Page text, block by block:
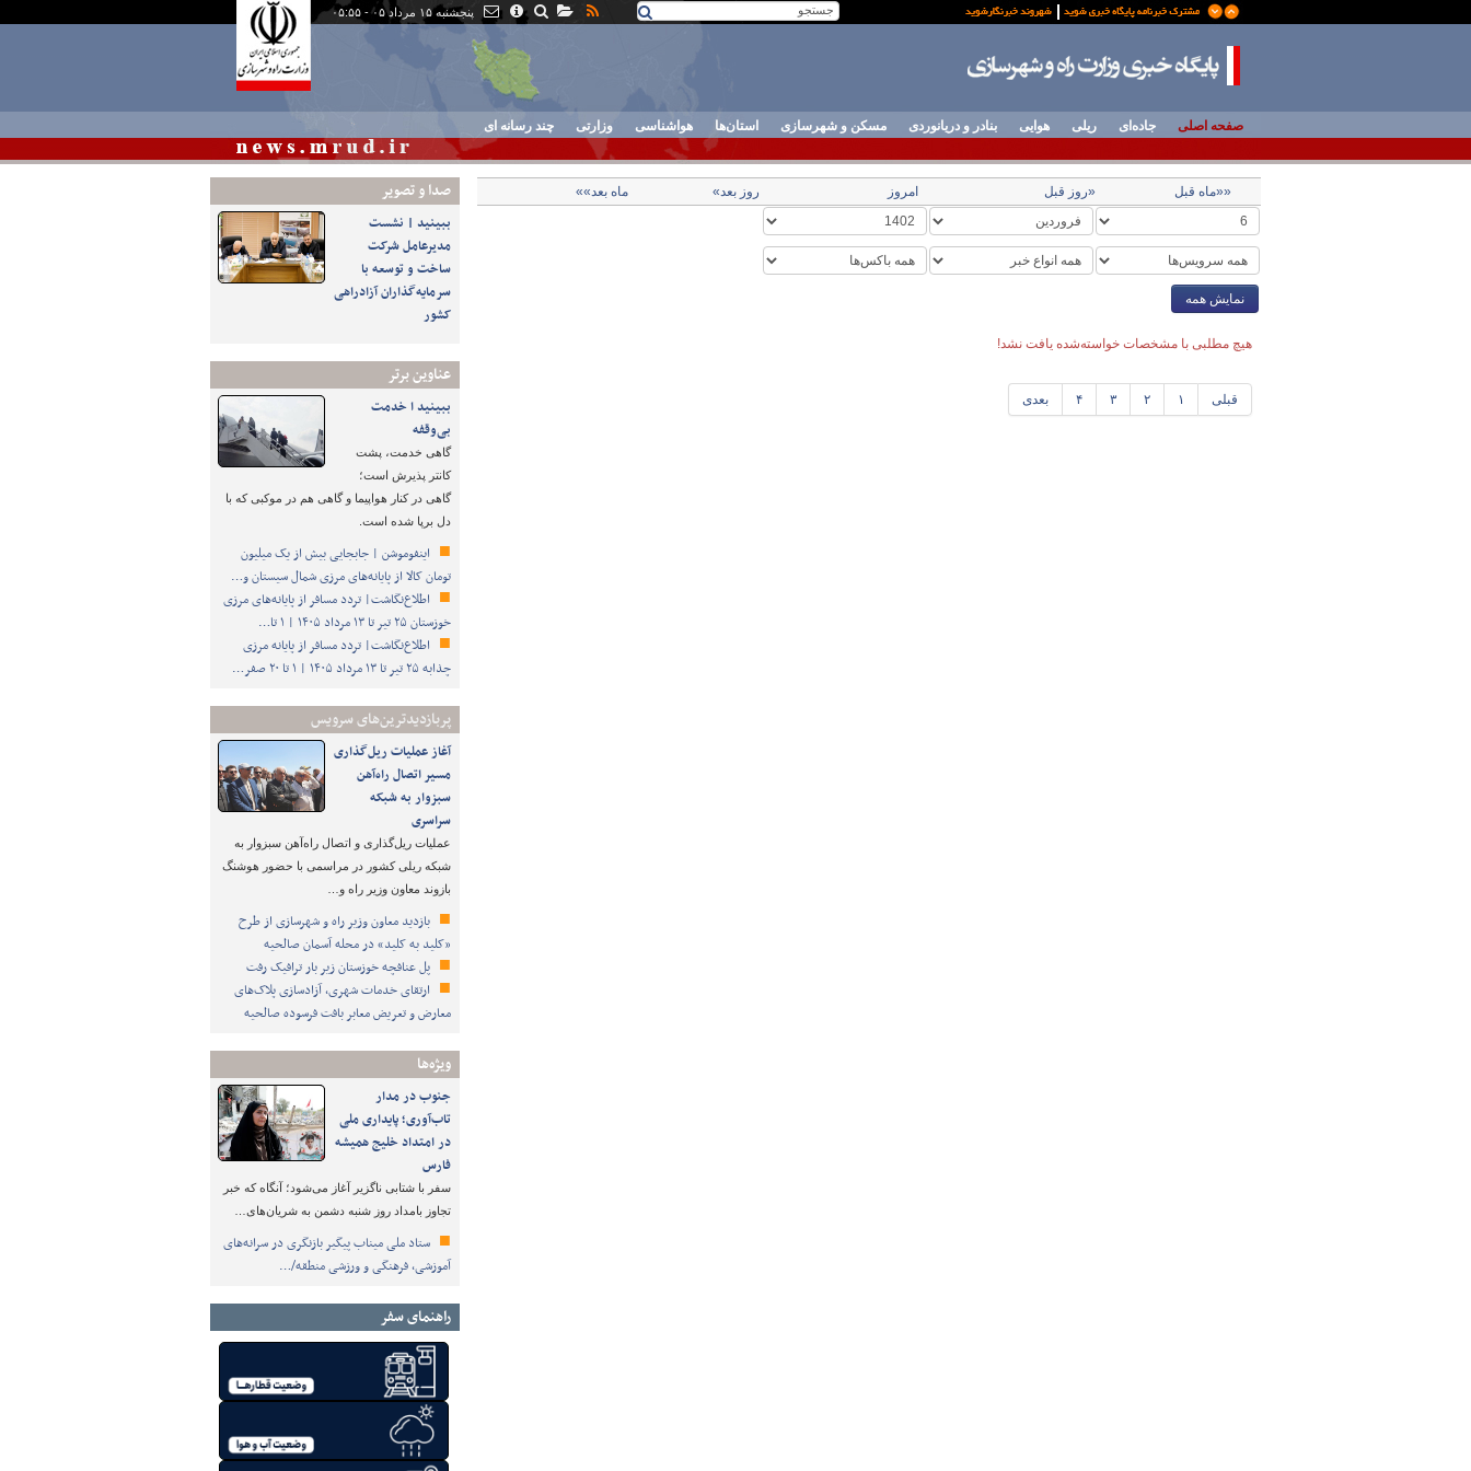
پنجشنبه ۱۵ مرداد ۰۵ - ۰۵:۵۵
صفحه اصلی جاده‌ای ریلی هوایی بنادر و دریانوردی مسکن و شهرسازی استان‌ها هواشناسی وزارتی چند رسانه ای
صدا و تصوير
ببینید | نشست
مدیرعامل شرکت
ساخت و توسعه با
سرمایه‌گذاران آزادراهی
کشور
عناوین برتر
ببینید ا خدمت
بی‌وقفه
گاهی خدمت، پشت
کانتر پذیرش است؛
گاهی در کنار هواپیما و گاهی هم در موکبی که با
دل برپا شده است.
اینفوموشن | جابجایی بیش از یک میلیون
تومان کالا از پایانه‌های مرزی شمال سیستان و…
اطلاع‌نگاشت| تردد مسافر از پایانه‌های مرزی
خوزستان ۲۵ تیر تا ۱۳ مرداد ۱۴۰۵ | ۱ تا…
اطلاع‌نگاشت| تردد مسافر از پایانه‌ مرزی
چذابه ۲۵ تیر تا ۱۳ مرداد ۱۴۰۵ | ۱ تا ۲۰ صفر…
پربازدیدترین‌های سرویس
آغاز عملیات ریل‌گذاری
مسیر اتصال راه‌آهن
سبزوار به شبکه
سراسری
عملیات ریل‌گذاری و اتصال راه‌آهن سبزوار به
شبکه ریلی کشور در مراسمی با حضور هوشنگ
بازوند معاون وزیر راه و…
بازدید معاون وزیر راه و شهرسازی از طرح
«کلید به کلید» در محله آسمان صالحیه
پل عنافچه خوزستان زیر بار ترافیک رفت
ارتقای خدمات شهری، آزادسازی پلاک‌های
معارض و تعریض معابر بافت فرسوده صالحیه
ویژه‌ها
جنوب در مدار
تاب‌آوری؛ پایداری ملی
در امتداد خلیج همیشه
فارس
سفر با شتابی ناگزیر آغاز می‌شود؛ آنگاه که خبر
تجاوز بامداد روز شنبه دشمن به شریان‌های…
ستاد ملی میناب پیگیر بازنگری در سرانه‌های
آموزشی، فرهنگی و ورزشی منطقه/…
راهنمای سفر
««ماه قبل «روز قبل امروز روز بعد» ماه بعد»»
نمایش همه
هیچ مطلبی با مشخصات خواسته‌شده یافت نشد!
قبلی ۱ ۲ ۳ ۴ بعدی